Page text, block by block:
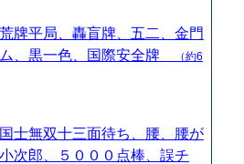
牌平局、轟盲牌、五二、金門
、黒一色、国際安全牌
（約6
士無双十三面待ち、腰、腰が
次郎、５０００点棒、誤チ